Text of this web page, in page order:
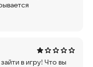
в игру! Что вы